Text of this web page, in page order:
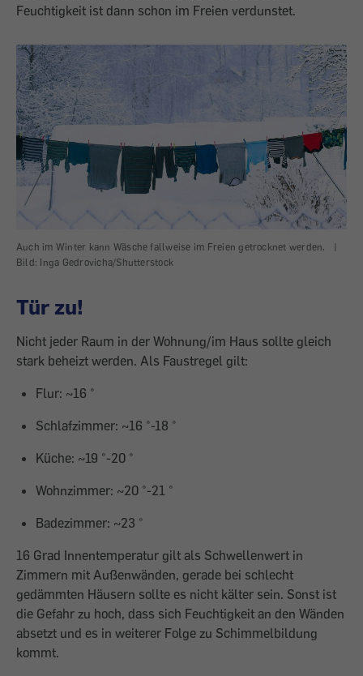
Feuchtigkeit ist dann schon im Freien verdunstet.
Auch im Winter kann Wäsche fallweise im Freien getrocknet werden.
|
Bild: Inga Gedrovicha/Shutterstock
Tür zu!
Nicht jeder Raum in der Wohnung/im Haus sollte gleich
stark beheizt werden. Als Faustregel gilt:
Flur: ~16 °
Schlafzimmer: ~16 °-18 °
Küche: ~19 °-20 °
Wohnzimmer: ~20 °-21 °
Badezimmer: ~23 °
16 Grad Innentemperatur gilt als Schwellenwert in
Zimmern mit Außenwänden, gerade bei schlecht
gedämmten Häusern sollte es nicht kälter sein. Sonst ist
die Gefahr zu hoch, dass sich Feuchtigkeit an den Wänden
absetzt und es in weiterer Folge zu Schimmelbildung
kommt.